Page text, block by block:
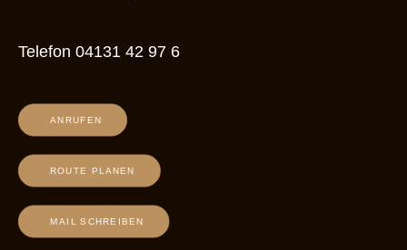
Telefon 04131 42 97 6
ANRUFEN
ROUTE PLANEN
MAIL SCHREIBEN